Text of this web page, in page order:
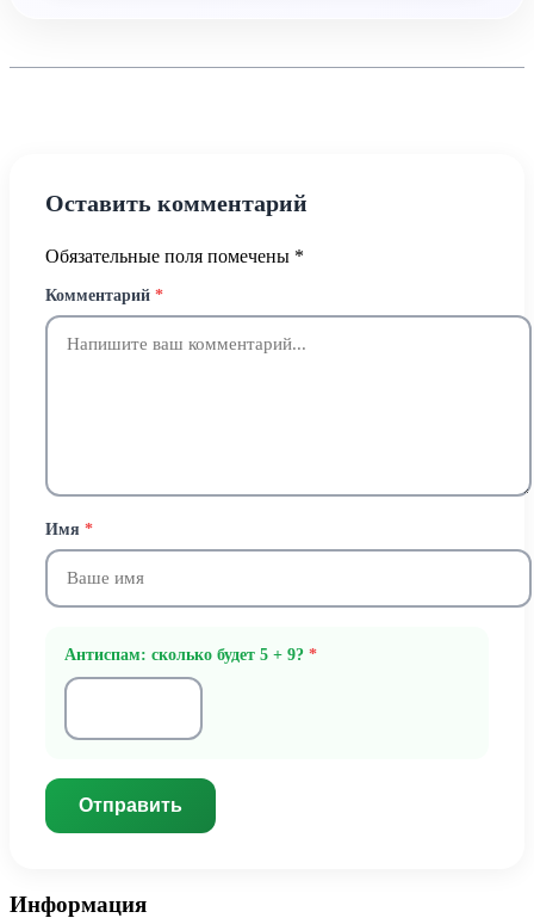
Оставить комментарий
Обязательные поля помечены *
Комментарий *
Имя *
Антиспам: сколько будет 5 + 9? *
Отправить
Информация